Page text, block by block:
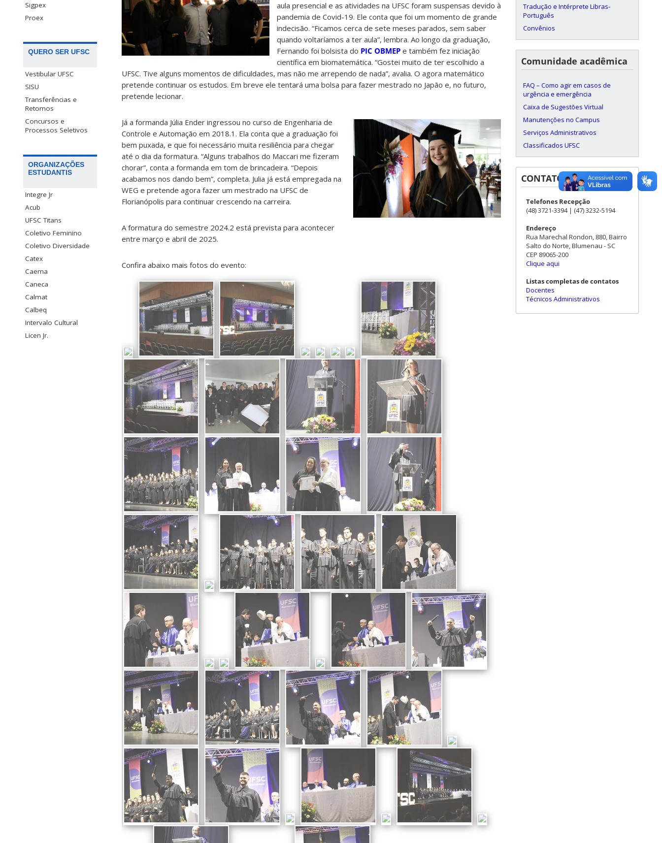
Sigpex
Proex
QUERO SER UFSC
Vestibular UFSC
SISU
Transferências e
Retornos
Concursos e
Processos Seletivos
ORGANIZAÇÕES
ESTUDANTIS
Integre Jr
Acub
UFSC Titans
Coletivo Feminino
Coletivo Diversidade
Catex
Caema
Caneca
Calmat
Calbeq
Intervalo Cultural
Licen Jr.
aula presencial e as atividades na UFSC foram suspensas devido à
pandemia de Covid-19. Ele conta que foi um momento de grande
indecisão. “Ficamos cerca de sete meses parados, sem saber
quando voltaríamos a ter aula”, lembra. Ao longo da graduação,
Fernando foi bolsista do PIC OBMEP e também fez iniciação
científica em biomatemática. “Gostei muito de ter escolhido a
UFSC. Tive alguns momentos de dificuldades, mas não me arrependo de nada”, avalia. O agora matemático
pretende continuar os estudos. Em breve ele tentará uma bolsa para fazer mestrado no Japão e, no futuro,
pretende lecionar.
Já a formanda Júlia Ender ingressou no curso de Engenharia de
Controle e Automação em 2018.1. Ela conta que a graduação foi
bem puxada, e que foi necessário muita resiliência para chegar
até o dia da formatura. “Alguns trabalhos do Maccari me fizeram
chorar”, conta a formanda em tom de brincadeira. “Depois
acabamos nos dando bem”, completa. Julia já está empregada na
WEG e pretende agora fazer um mestrado na UFSC de
Florianópolis para continuar crescendo na carreira.
A formatura do semestre 2024.2 está prevista para acontecer
entre março e abril de 2025.
Confira abaixo mais fotos do evento:
Tradução e Intérprete Libras-
Português
Convênios
Comunidade acadêmica
FAQ – Como agir em casos de
urgência e emergência
Caixa de Sugestões Virtual
Manutenções no Campus
Serviços Administrativos
Classificados UFSC
CONTATOS
Telefones Recepção
(48) 3721-3394 | (47) 3232-5194
Endereço
Rua Marechal Rondon, 880, Bairro
Salto do Norte, Blumenau - SC
CEP 89065-200
Clique aqui
Listas completas de contatos
Docentes
Técnicos Administrativos